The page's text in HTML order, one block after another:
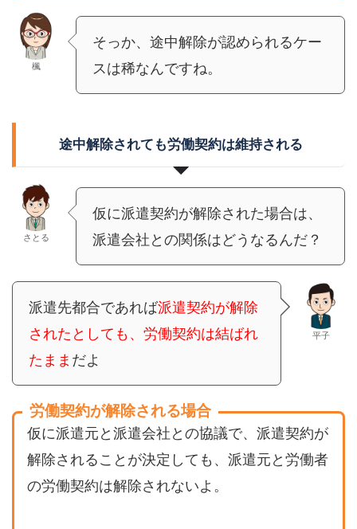
楓
そっか、途中解除が認められるケー
スは稀なんですね。
途中解除されても労働契約は維持される
さとる
仮に派遣契約が解除された場合は、
派遣会社との関係はどうなるんだ？
派遣先都合であれば派遣契約が解除
されたとしても、労働契約は結ばれ
たまま だよ
平子
労働契約が解除される場合
仮に派遣元と派遣会社との協議で、派遣契約が
解除されることが決定しても、派遣元と労働者
の労働契約は解除されないよ。